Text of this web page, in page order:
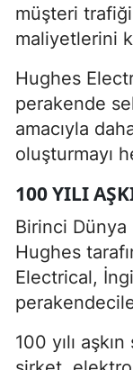
müşteri
maliyetlerini
Hughes
perakende
amacıyla
oluşturmayı
100 YILI
Birinci Dünya
Hughes
Electrical,
100 yılı